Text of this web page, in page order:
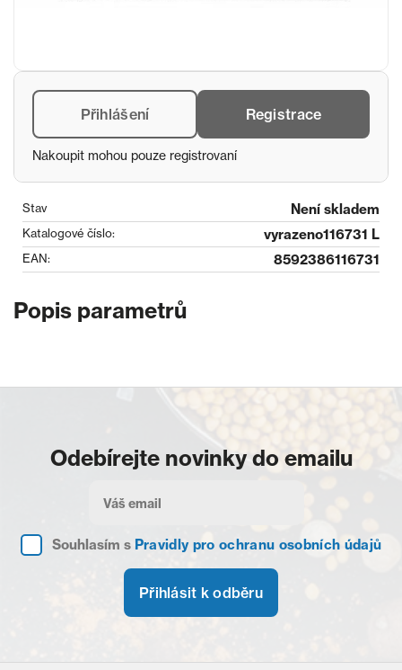
Přihlášení Registrace
Nakoupit mohou pouze registrovaní
Stav Není skladem
Katalogové číslo: vyrazeno116731 L
EAN: 8592386116731
Popis parametrů
Odebírejte novinky do emailu
Souhlasím s Pravidly pro ochranu osobních údajů
Přihlásit k odběru